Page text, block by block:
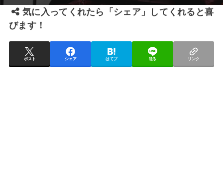
気に入ってくれたら「シェア」してくれると喜
びます！
ポスト シェア はてブ 送る リンク